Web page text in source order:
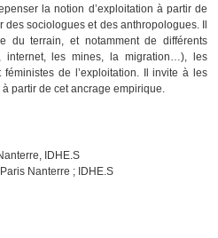
la notion d’exploitation à partir de
sociologues et des anthropologues. Il
du terrain, et notamment de différents
internet, les mines, la migration…), les
de l’exploitation. Il invite à les
partir de cet ancrage empirique.
IDHE.S
Nanterre ; IDHE.S